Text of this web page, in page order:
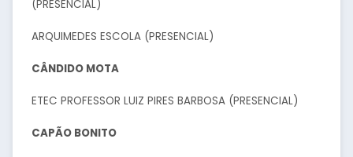
(PRESENCIAL)
ARQUIMEDES ESCOLA (PRESENCIAL)
CÂNDIDO MOTA
ETEC PROFESSOR LUIZ PIRES BARBOSA (PRESENCIAL)
CAPÃO BONITO